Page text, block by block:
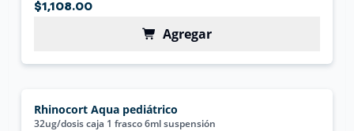
$1,108.00
Agregar
Rhinocort Aqua pediátrico
32ug/dosis caja 1 frasco 6ml suspensión